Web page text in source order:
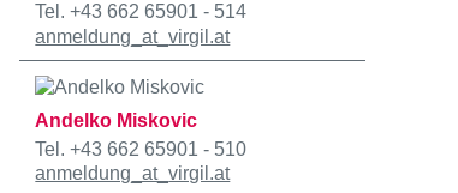
Tel. +43 662 65901 - 514
anmeldung _at_virgil.at
Andelko Miskovic
Tel. +43 662 65901 - 510
anmeldung _at_virgil.at